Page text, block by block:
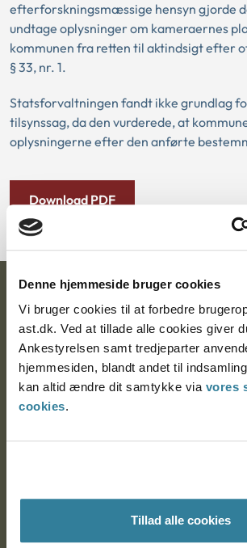
Denne hjemmeside bruger cookies
Vi bruger cookies til at forbedre
ast.dk. Ved at tillade alle cookies giver
Ankestyrelsen samt tredjeparter
hjemmesiden, blandt andet til
kan altid ændre dit samtykke via vores
cookies.
Tillad alle cookies
efterforskningsmæssige hensyn gjorde
undtage oplysninger om kameraernes
kommunen fra retten til aktindsigt efter
§ 33, nr. 1.
Statsforvaltningen fandt ikke grundlag
tilsynssag, da den vurderede, at
oplysningerne efter den anførte
Download PDF
Ankestyrelsen
Postadresse:
Nytorv 7, 2. sal
9000 Aalborg